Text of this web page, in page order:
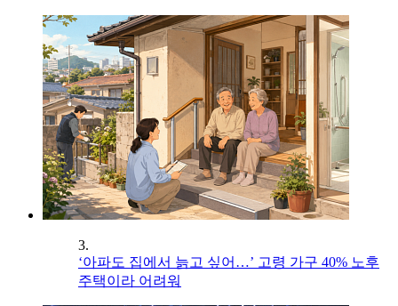
3.
‘아파도 집에서 늙고 싶어…’ 고령 가구 40% 노후
주택이라 어려워